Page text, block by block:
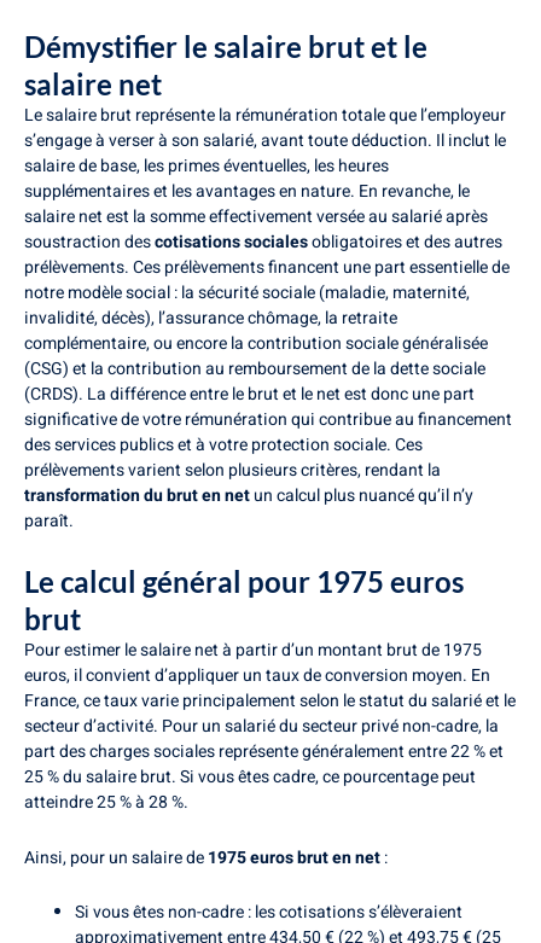
Démystifier le salaire brut et le
salaire net
Le salaire brut représente la rémunération totale que l’employeur
s’engage à verser à son salarié, avant toute déduction. Il inclut le
salaire de base, les primes éventuelles, les heures
supplémentaires et les avantages en nature. En revanche, le
salaire net est la somme effectivement versée au salarié après
soustraction descotisations socialesobligatoires et des autres
prélèvements. Ces prélèvements financent une part essentielle de
notre modèle social : la sécurité sociale (maladie, maternité,
invalidité, décès), l’assurance chômage, la retraite
complémentaire, ou encore la contribution sociale généralisée
(CSG) et la contribution au remboursement de la dette sociale
(CRDS). La différence entre le brut et le net est donc une part
significative de votre rémunération qui contribue au financement
des services publics et à votre protection sociale. Ces
prélèvements varient selon plusieurs critères, rendant la
transformation du brut en netun calcul plus nuancé qu’il n’y
paraît.
Le calcul général pour 1975 euros
brut
Pour estimer le salaire net à partir d’un montant brut de 1975
euros, il convient d’appliquer un taux de conversion moyen. En
France, ce taux varie principalement selon le statut du salarié et le
secteur d’activité. Pour un salarié du secteur privé non-cadre, la
part des charges sociales représente généralement entre 22 % et
25 % du salaire brut. Si vous êtes cadre, ce pourcentage peut
atteindre 25 % à 28 %.
Ainsi, pour un salaire de1975 euros brut en net:
Si vous êtes non-cadre : les cotisations s’élèveraient
approximativement entre 434,50 € (22 %) et 493,75 € (25